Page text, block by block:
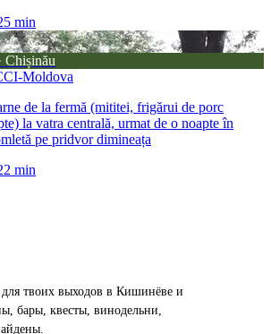
min
Chișinău
Moldova
de la fermă (mititei, frigărui de porc
la vatra centrală, urmat de o noapte în
pe pridvor dimineața
min
твоих выходов в Кишинёве и
бары, квесты, винодельни,